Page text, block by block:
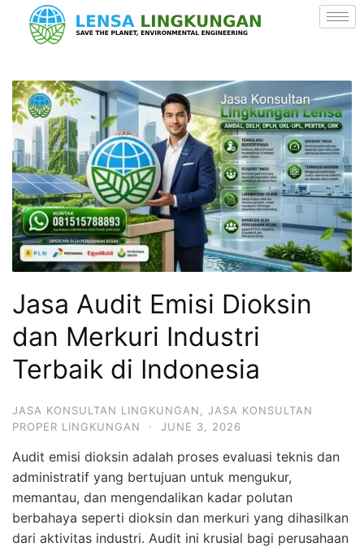
Jasa Audit Emisi Dioksin
dan Merkuri Industri
Terbaik di Indonesia
JASA KONSULTAN LINGKUNGAN
JASA KONSULTAN
PROPER LINGKUNGAN
· JUNE 3, 2026
Audit emisi dioksin adalah proses evaluasi teknis dan
administratif yang bertujuan untuk mengukur,
memantau, dan mengendalikan kadar polutan
berbahaya seperti dioksin dan merkuri yang dihasilkan
dari aktivitas industri. Audit ini krusial bagi perusahaan